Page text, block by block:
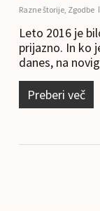
Razne štorije, Zgodbe
Leto 2016 je
prijazno. In ko
danes, na
Preberi več